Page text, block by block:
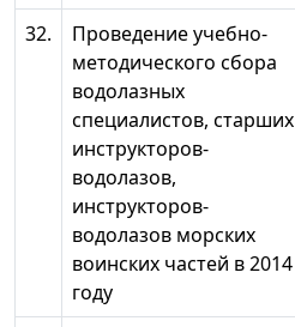
32.
Проведение учебно-
методического сбора
водолазных
специалистов, старших
инструкторов-
водолазов,
инструкторов-
водолазов морских
воинских частей в 2014
году